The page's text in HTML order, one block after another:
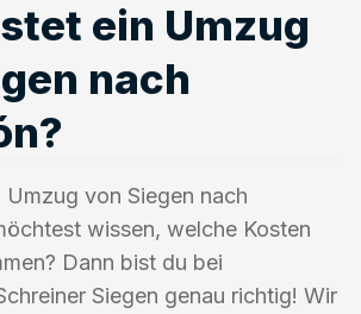
ein Umzug
nach
Umzug von Siegen nach
wissen, welche Kosten
Dann bist du bei
Siegen genau richtig! Wir